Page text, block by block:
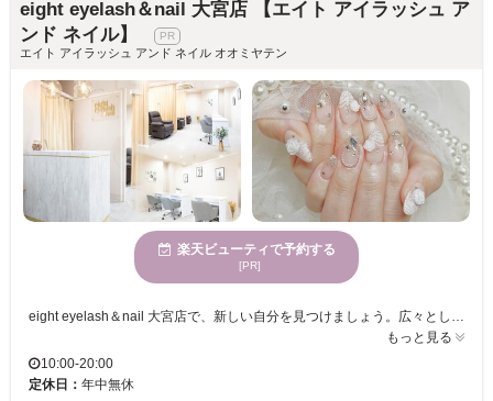
eight eyelash＆nail 大宮店 【エイト アイラッシュ ア
ンド ネイル】
エイト アイラッシュ アンド ネイル オオミヤテン
楽天ビューティで予約する
[PR]
eight eyelash＆nail 大宮店で、新しい自分を見つけましょう。広々とした空間が広がる店内は、訪れるだけで気分が明るくなり、日常の疲れを忘れさせてくれます。カウンセリングにおいては、お客様一人ひとりの望むスタイルを丁寧に伺い、それを実現するための提案をいたします。女性に愛されるこの場所では、なりたい自分を追求できる環境が整っています。あなたの個性を最大限に引き出すネイルアートで、毎日をもっと輝かせてみませんか？eight eyelash＆nail 大宮店の心地よい空気とプロの技術が、あなたのご来店をお待ちしています。
もっと見る
10:00-20:00
定休日： 年中無休